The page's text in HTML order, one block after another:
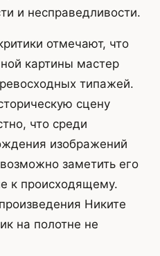
и несправедливости.
отмечают, что
картины мастер
типажей.
сцену
что среди
изображений
заметить его
к происходящему.
Никите
на полотне не